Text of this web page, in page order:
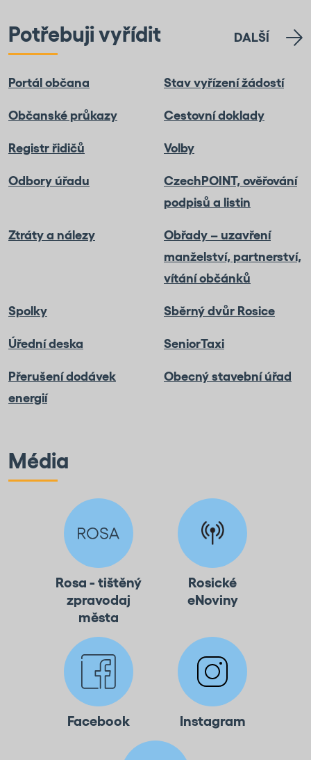
Potřebuji vyřídit DALŠÍ
Portál občana Stav vyřízení žádostí
Občanské průkazy Cestovní doklady
Registr řidičů Volby
Odbory úřadu
CzechPOINT, ověřování
podpisů a listin
Ztráty a nálezy
Obřady – uzavření
manželství, partnerství,
vítání občánků
Spolky Sběrný dvůr Rosice
Úřední deska SeniorTaxi
Přerušení dodávek
energií
Obecný stavební úřad
Média
Rosa - tištěný
zpravodaj
města
Rosické
eNoviny
Facebook Instagram